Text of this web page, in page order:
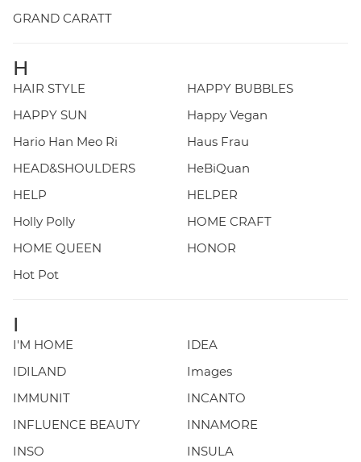
GRAND CARATT
H
HAIR STYLE
HAPPY BUBBLES
HAPPY SUN
Happy Vegan
Hario Han Meo Ri
Haus Frau
HEAD&SHOULDERS
HeBiQuan
HELP
HELPER
Holly Polly
HOME CRAFT
HOME QUEEN
HONOR
Hot Pot
I
I'M HOME
IDEA
IDILAND
Images
IMMUNIT
INCANTO
INFLUENCE BEAUTY
INNAMORE
INSO
INSULA